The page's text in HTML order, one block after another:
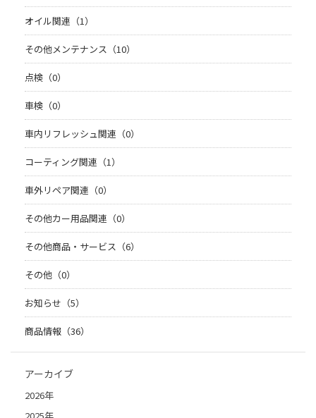
オイル関連（1）
その他メンテナンス（10）
点検（0）
車検（0）
車内リフレッシュ関連（0）
コーティング関連（1）
車外リペア関連（0）
その他カー用品関連（0）
その他商品・サービス（6）
その他（0）
お知らせ（5）
商品情報（36）
アーカイブ
2026年